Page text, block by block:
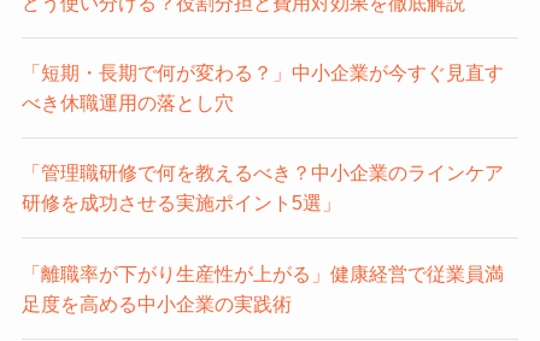
「短期・長期で何が変わる？」中小企業が今すぐ見直す
べき休職運用の落とし穴
「管理職研修で何を教えるべき？中小企業のラインケア
研修を成功させる実施ポイント5選」
「離職率が下がり生産性が上がる」健康経営で従業員満
足度を高める中小企業の実践術